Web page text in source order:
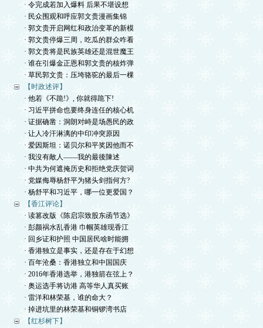
· 令完成若加入爆料 后果不堪设想
· 民众围观和呼应郭文贵漫画集锦
· 郭文贵开启网红和政治变革的新模
· 郭文贵停爆三周，吃瓜的群众咋看
· 郭文贵将是民族英雄还是混世魔王
· 谁在引爆金正恩和郭文贵的核炸弹
· 草民郭文贵：压垮骆驼的最后一棵
【时政述评】
· 他若《不跪!》, 你就得跪下!
· 习近平拼命也要终身连任的核心机
· 证据确凿：洞朗对峙是场愚民的政
· 让人冷汗淋漓的中印冲突原因
· 爱因斯坦：诺贝尔和平奖因他而不
· 我沒有敵人——我的最後陳述
· 中共为何遮掩历史和拒绝党庆贺词
· 党媒侮辱杨舒平为猪头剑指何方?
· 杨舒平和习近平，哪一位更爱国？
【香江评论】
· 读篡改版《陈启宗致股东函节选》
· 彭颜祸水乱香港 巾帼英雄现香江
· 回乡证和护照 中国居民啥时能拥
· 香港独立是事实，还是存在于幻想
· 百年沧桑：香港独立和中国国庆
· 2016年香港选举，港独箭在弦上？
· 奥运选手将访港 高等华人真买账
· 雷洋和林荣基，谁的命大？
· 掉进坑里的林荣基和铜锣湾书店
【红杉树下】